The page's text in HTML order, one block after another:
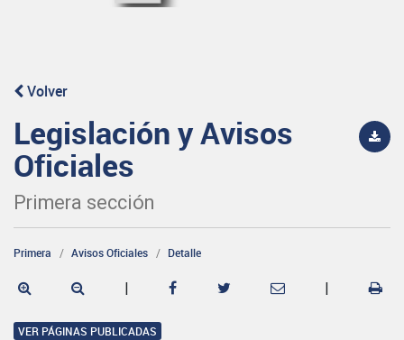
Volver
Legislación y Avisos
Oficiales
Primera sección
Primera Avisos Oficiales Detalle
| |
VER PÁGINAS PUBLICADAS